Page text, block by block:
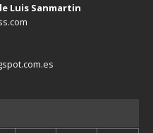
Luis Sanmartin